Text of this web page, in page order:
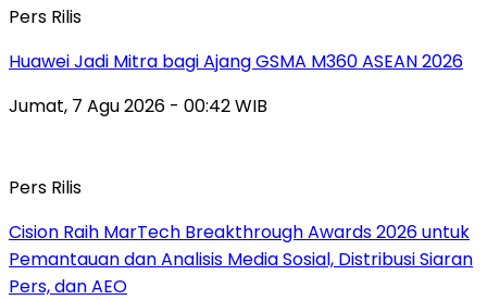
Pers Rilis
Huawei Jadi Mitra bagi Ajang GSMA M360 ASEAN 2026
Jumat, 7 Agu 2026 - 00:42 WIB
Pers Rilis
Cision Raih MarTech Breakthrough Awards 2026 untuk
Pemantauan dan Analisis Media Sosial, Distribusi Siaran
Pers, dan AEO